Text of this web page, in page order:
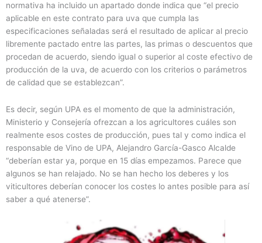
normativa ha incluido un apartado donde indica que “el precio
aplicable en este contrato para uva que cumpla las
especificaciones señaladas será el resultado de aplicar al precio
libremente pactado entre las partes, las primas o descuentos que
procedan de acuerdo, siendo igual o superior al coste efectivo de
producción de la uva, de acuerdo con los criterios o parámetros
de calidad que se establezcan”.
Es decir, según UPA es el momento de que la administración,
Ministerio y Consejería ofrezcan a los agricultores cuáles son
realmente esos costes de producción, pues tal y como indica el
responsable de Vino de UPA, Alejandro García-Gasco Alcalde
“deberían estar ya, porque en 15 días empezamos. Parece que
algunos se han relajado. No se han hecho los deberes y los
viticultores deberían conocer los costes lo antes posible para así
saber a qué atenerse”.